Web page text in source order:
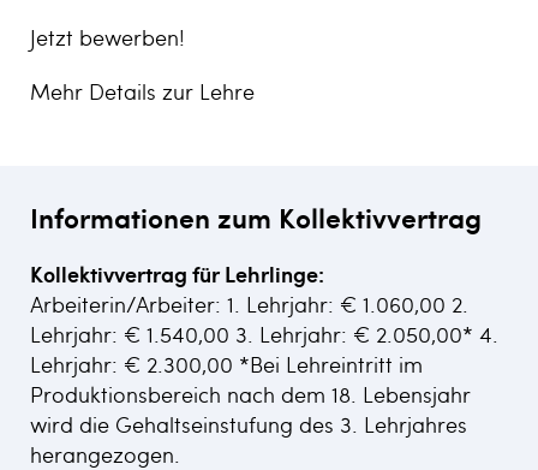
Jetzt bewerben!
Mehr Details zur Lehre
Informationen zum Kollektivvertrag
Kollektivvertrag für Lehrlinge:
Arbeiterin/Arbeiter: 1. Lehrjahr: € 1.060,00 2.
Lehrjahr: € 1.540,00 3. Lehrjahr: € 2.050,00* 4.
Lehrjahr: € 2.300,00 *Bei Lehreintritt im
Produktionsbereich nach dem 18. Lebensjahr
wird die Gehaltseinstufung des 3. Lehrjahres
herangezogen.